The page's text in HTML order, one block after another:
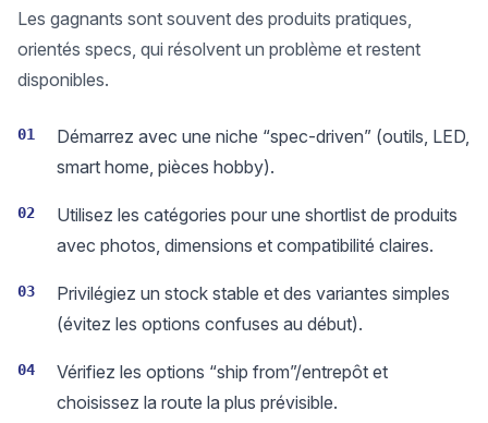
Les gagnants sont souvent des produits pratiques,
orientés specs, qui résolvent un problème et restent
disponibles.
01
Démarrez avec une niche “spec-driven” (outils, LED,
smart home, pièces hobby).
02
Utilisez les catégories pour une shortlist de produits
avec photos, dimensions et compatibilité claires.
03
Privilégiez un stock stable et des variantes simples
(évitez les options confuses au début).
04
Vérifiez les options “ship from”/entrepôt et
choisissez la route la plus prévisible.